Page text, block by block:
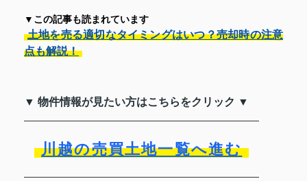
▼この記事も読まれています
土地を売る適切なタイミングはいつ？売却時の注意
点も解説！
▼ 物件情報が見たい方はこちらをクリック ▼
川越の売買土地一覧へ進む